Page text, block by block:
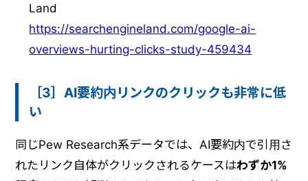
Land
https://searchengineland.com/google-ai-
overviews-hurting-clicks-study-459434
［3］AI要約内リンクのクリックも非常に低
い
同じPew Research系データでは、AI要約内で引用さ
れたリンク自体がクリックされるケースはわずか1%